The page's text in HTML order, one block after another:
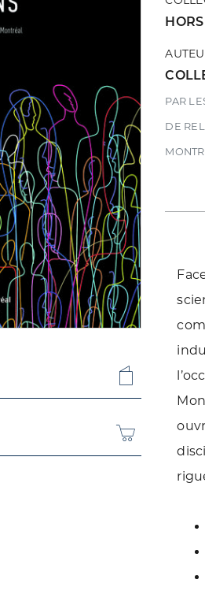
PAR
DE